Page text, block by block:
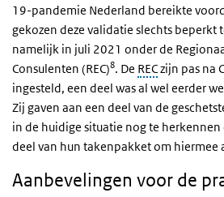
19-pandemie Nederland bereikte
gekozen deze validatie slechts beperkt
namelijk in juli 2021 onder de
Consulenten (REC)8. De RECzijn pas na
ingesteld, een deel was al wel eerder
Zij gaven aan een deel van de
in de huidige situatie nog te herkennen
deel van hun takenpakket om hiermee
Aanbevelingen voor de